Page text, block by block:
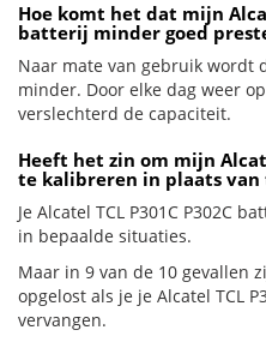
Hoe komt het dat mijn
batterij minder goed
Naar mate van gebruik wordt
minder. Door elke dag weer
verslechterd de capaciteit.
Heeft het zin om mijn
te kalibreren in plaats van
Je Alcatel TCL P301C P302C
in bepaalde situaties.
Maar in 9 van de 10 gevallen
opgelost als je je Alcatel TCL
vervangen.